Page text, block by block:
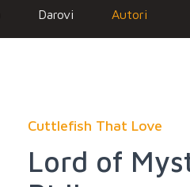
Darovi Autori
Cuttlefish That Love
Lord of